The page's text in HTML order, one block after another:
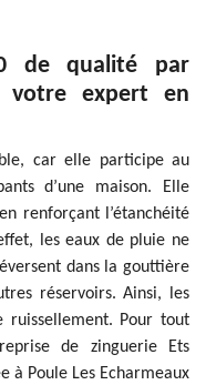
de qualité par
votre expert en
car elle participe au
d’une maison. Elle
renforçant l’étanchéité
les eaux de pluie ne
dans la gouttière
réservoirs. Ainsi, les
ruissellement. Pour tout
de zinguerie Ets
à Poule Les Echarmeaux